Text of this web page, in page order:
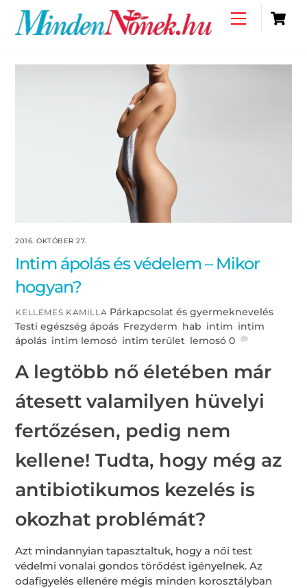
content
Menu
2016. OKTÓBER 27.
Intim ápolás és védelem – Mikor
hogyan?
KELLEMES KAMILLA Párkapcsolat és gyermeknevelés
Testi egészség ápoás Frezyderm hab intim intim
ápolás intim lemosó intim terület lemosó 0
A legtöbb nő életében már
átesett valamilyen hüvelyi
fertőzésen, pedig nem
kellene! Tudta, hogy még az
antibiotikumos kezelés is
okozhat problémát?
Azt mindannyian tapasztaltuk, hogy a női test
védelmi vonalai gondos törődést igényelnek. Az
odafigyelés ellenére mégis minden korosztályban